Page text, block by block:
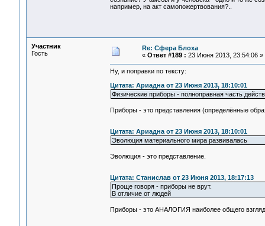
например, на акт самопожертвования?..
Участник
Гость
Re: Сфера Блоха
« Ответ #189 : 23 Июня 2013, 23:54:06 »
Ну, и поправки по тексту:
Цитата: Ариадна от 23 Июня 2013, 18:10:01
Физические приборы - полноправная часть
Приборы - это представления (определённые
Цитата: Ариадна от 23 Июня 2013, 18:10:01
Эволюция материального мира развивалась
Эволюция - это представление.
Цитата: Станислав от 23 Июня 2013, 18:17:13
Проще говоря - приборы не врут.
В отличие от людей
Приборы - это АНАЛОГИЯ наиболее общего